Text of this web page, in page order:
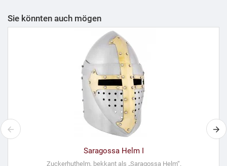
Sie könnten auch mögen
Saragossa Helm I
Zuckerhuthelm, bekkant als „Saragossa Helm“.